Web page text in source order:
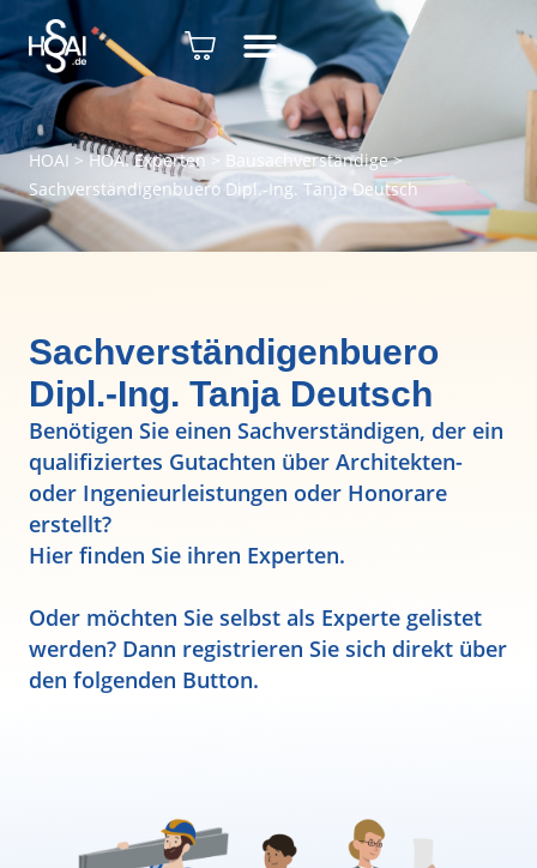
HOAI > HOAI Experten> Bausachverständige>
Sachverständigenbuero Dipl.-Ing. Tanja Deutsch
Sachverständigenbuero
Dipl.-Ing. Tanja Deutsch
Benötigen Sie einen Sachverständigen, der ein
qualifiziertes Gutachten über Architekten-
oder Ingenieurleistungen oder Honorare
erstellt?
Hier finden Sie ihren Experten.
Oder möchten Sie selbst als Experte gelistet
werden? Dann registrieren Sie sich direkt über
den folgenden Button.